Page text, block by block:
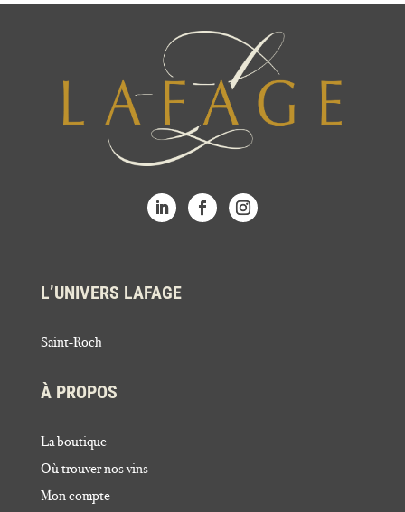
L’UNIVERS LAFAGE
Saint-Roch
À PROPOS
La boutique
Où trouver nos vins
Mon compte